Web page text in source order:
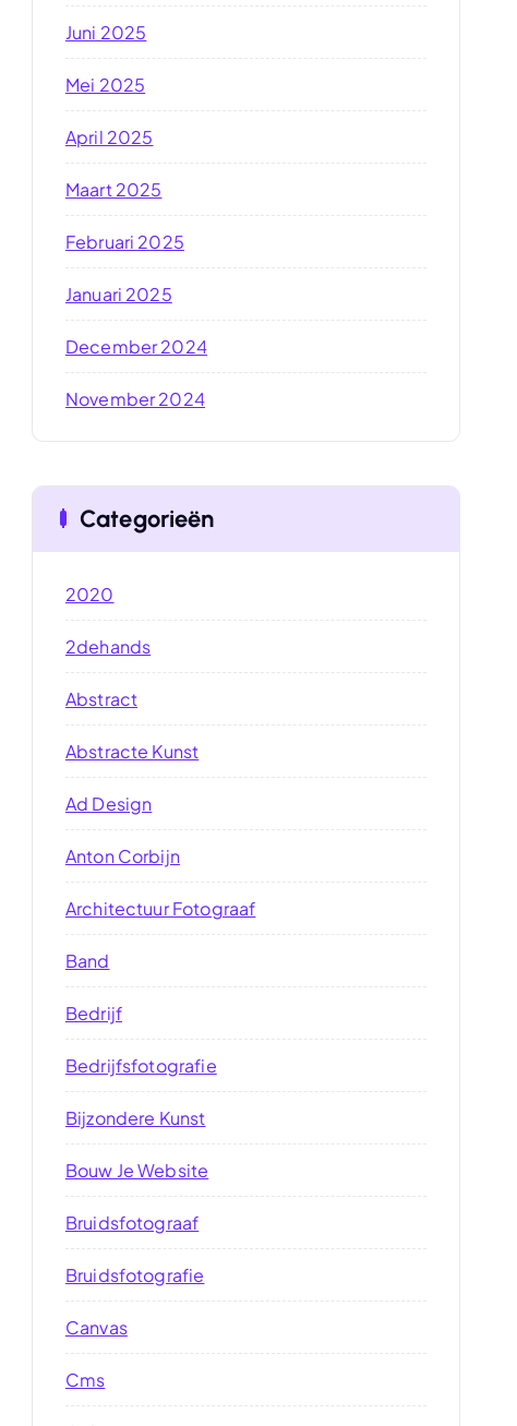
Juni 2025
Mei 2025
April 2025
Maart 2025
Februari 2025
Januari 2025
December 2024
November 2024
Categorieën
2020
2dehands
Abstract
Abstracte Kunst
Ad Design
Anton Corbijn
Architectuur Fotograaf
Band
Bedrijf
Bedrijfsfotografie
Bijzondere Kunst
Bouw Je Website
Bruidsfotograaf
Bruidsfotografie
Canvas
Cms